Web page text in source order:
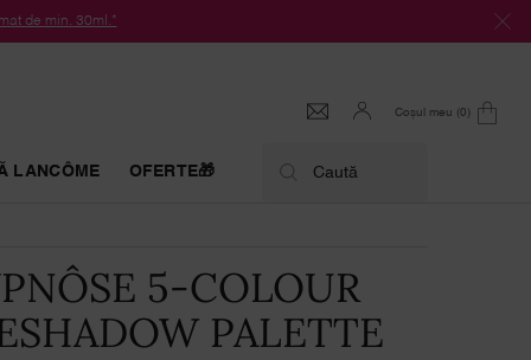
de min. 30ml.*
Coșul meu 0
0 produs
LANCÔME OFERTE🎁 Caută
5-COLOUR
PALETTE